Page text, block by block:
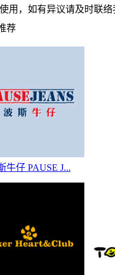
用，如有异议请及时联
荐
牛仔 PAUSE J...